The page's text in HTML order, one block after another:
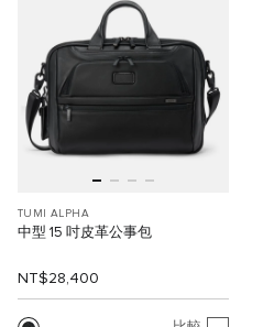
TUMI ALPHA
中型 15 吋皮革公事包
NT$28,400